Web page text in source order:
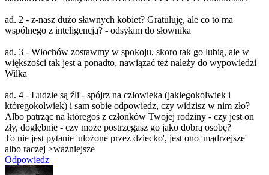
ad. 2 - z-nasz dużo sławnych kobiet? Gratuluję, ale co to ma
wspólnego z inteligencją? - odsyłam do słownika
ad. 3 - Włochów zostawmy w spokoju, skoro tak go lubią, ale w
większości tak jest a ponadto, nawiązać też należy do wypowiedzi
Wilka
ad. 4 - Ludzie są źli - spójrz na człowieka (jakiegokolwiek i
któregokolwiek) i sam sobie odpowiedz, czy widzisz w nim zło?
Albo patrząc na któregoś z członków Twojej rodziny - czy jest on
zły, dogłębnie - czy może postrzegasz go jako dobrą osobę?
To nie jest pytanie 'ułożone przez dziecko', jest ono 'mądrzejsze'
albo raczej >ważniejsze
Odpowiedz